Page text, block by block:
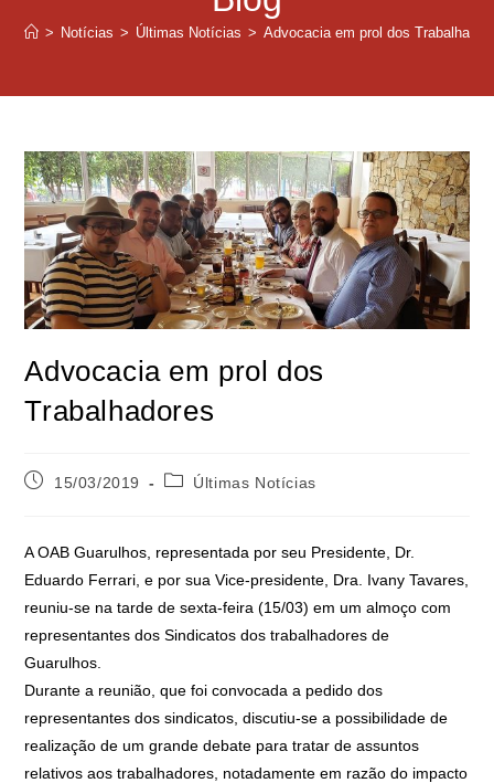
> Notícias > Últimas Notícias > Advocacia em prol dos
Advocacia em prol dos
Trabalhadores
15/03/2019 Últimas Notícias
A OAB Guarulhos, representada por seu Presidente, Dr.
Eduardo Ferrari, e por sua Vice-presidente, Dra. Ivany Tavares,
reuniu-se na tarde de sexta-feira (15/03) em um almoço com
representantes dos Sindicatos dos trabalhadores de
Guarulhos.
Durante a reunião, que foi convocada a pedido dos
representantes dos sindicatos, discutiu-se a possibilidade de
realização de um grande debate para tratar de assuntos
relativos aos trabalhadores, notadamente em razão do impacto